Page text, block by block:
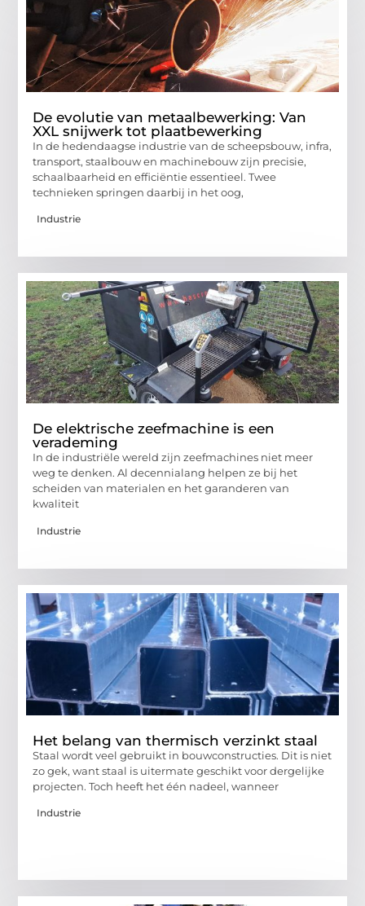
De evolutie van metaalbewerking: Van
XXL snijwerk tot plaatbewerking
In de hedendaagse industrie van de scheepsbouw, infra,
transport, staalbouw en machinebouw zijn precisie,
schaalbaarheid en efficiëntie essentieel. Twee
technieken springen daarbij in het oog,
Industrie
De elektrische zeefmachine is een
verademing
In de industriële wereld zijn zeefmachines niet meer
weg te denken. Al decennialang helpen ze bij het
scheiden van materialen en het garanderen van
kwaliteit
Industrie
Het belang van thermisch verzinkt staal
Staal wordt veel gebruikt in bouwconstructies. Dit is niet
zo gek, want staal is uitermate geschikt voor dergelijke
projecten. Toch heeft het één nadeel, wanneer
Industrie